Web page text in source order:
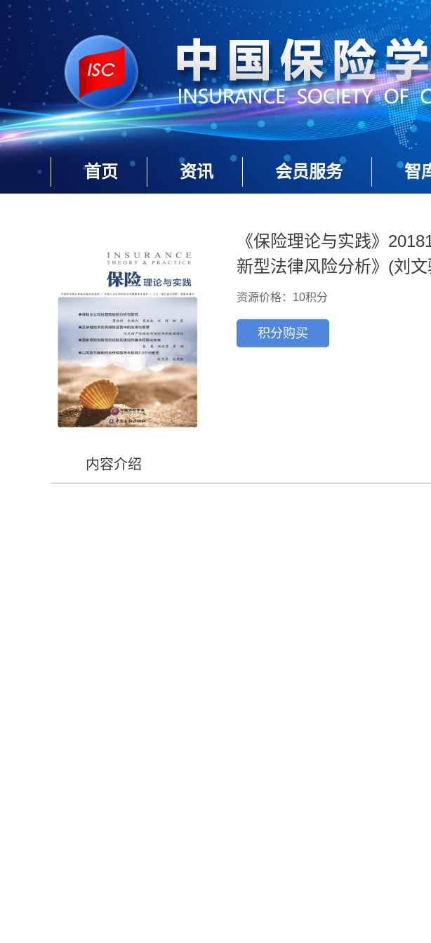
首页 资讯 会员服务 智
《保险理论与实践》
新型法律风险分析》(刘文
资源价格：10积分
积分购买
内容介绍